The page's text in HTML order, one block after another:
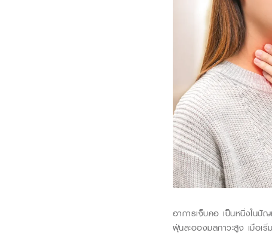
อาการเจ็บคอ เป็นหนึ่งในปั
ฝุ่นละอองมลภาวะสูง เมื่อเ